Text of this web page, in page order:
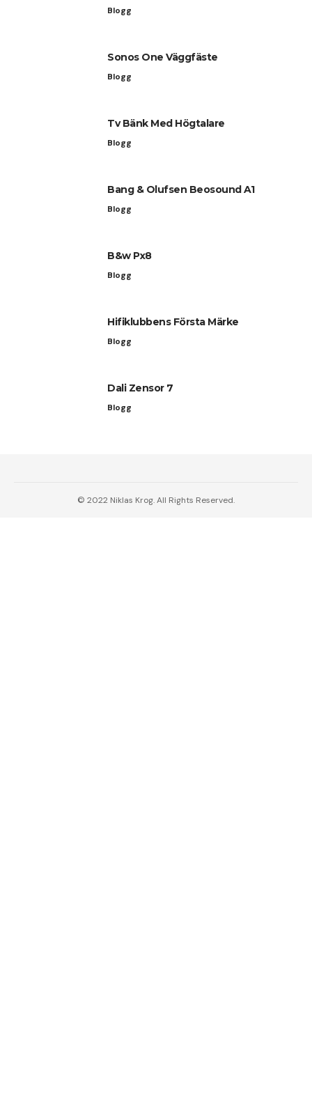
Blogg
Sonos One Väggfäste
Blogg
Tv Bänk Med Högtalare
Blogg
Bang & Olufsen Beosound A1
Blogg
B&w Px8
Blogg
Hifiklubbens Första Märke
Blogg
Dali Zensor 7
Blogg
© 2022 Niklas Krog. All Rights Reserved.